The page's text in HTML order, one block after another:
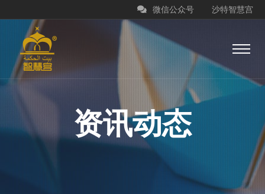
沙特智慧宫
微信公众号
资讯动态